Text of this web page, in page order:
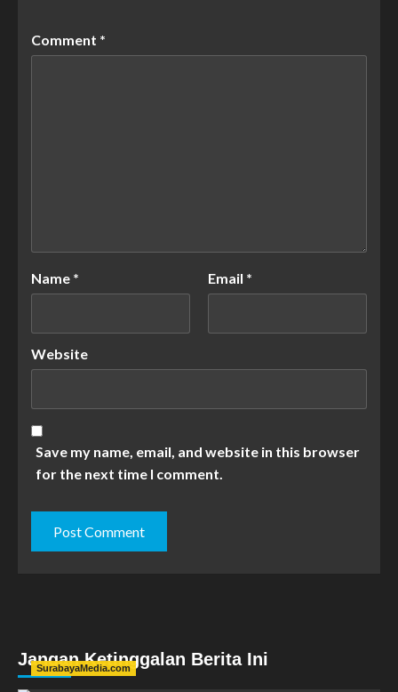
Comment *
Name * Email *
Website
Save my name, email, and website in this browser
for the next time I comment.
Jangan Ketinggalan Berita Ini
SurabayaMedia.com